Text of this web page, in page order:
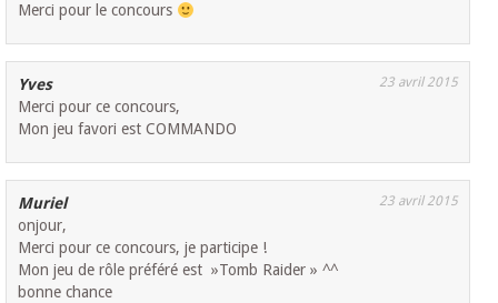
Merci pour le concours
Yves 23 avril 2015
Merci pour ce concours,
Mon jeu favori est COMMANDO
Muriel 23 avril 2015
onjour,
Merci pour ce concours, je participe !
Mon jeu de rôle préféré est »Tomb Raider » ^^
bonne chance